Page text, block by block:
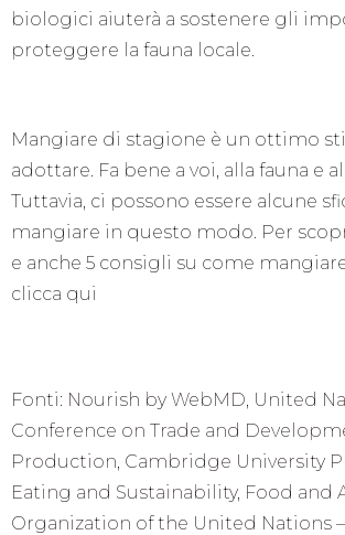
biologici aiuterà a sostenere gli
proteggere la fauna locale.
Mangiare di stagione è un ottimo
adottare. Fa bene a voi, alla fauna e
Tuttavia, ci possono essere alcune
mangiare in questo modo. Per
e anche 5 consigli su come
clicca qui
Fonti: Nourish by WebMD, United
Conference on Trade and
Production, Cambridge University
Eating and Sustainability, Food and
Organization of the United Nations